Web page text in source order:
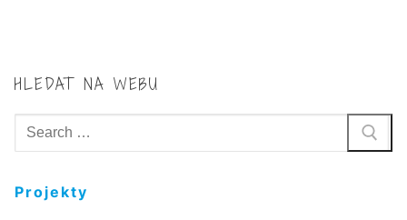
HLEDAT NA WEBU
Hledat:
Projekty